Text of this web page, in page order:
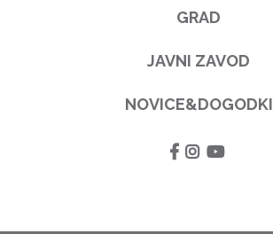
GRAD
JAVNI ZAVOD
NOVICE&DOGODKI